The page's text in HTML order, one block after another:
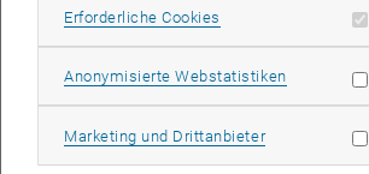
Details zum Peter Faller
Erforderliche Cookies Erforderliche
Anonymisierte WebstatistikenStatistik
Marketing und DrittanbieterMarketing